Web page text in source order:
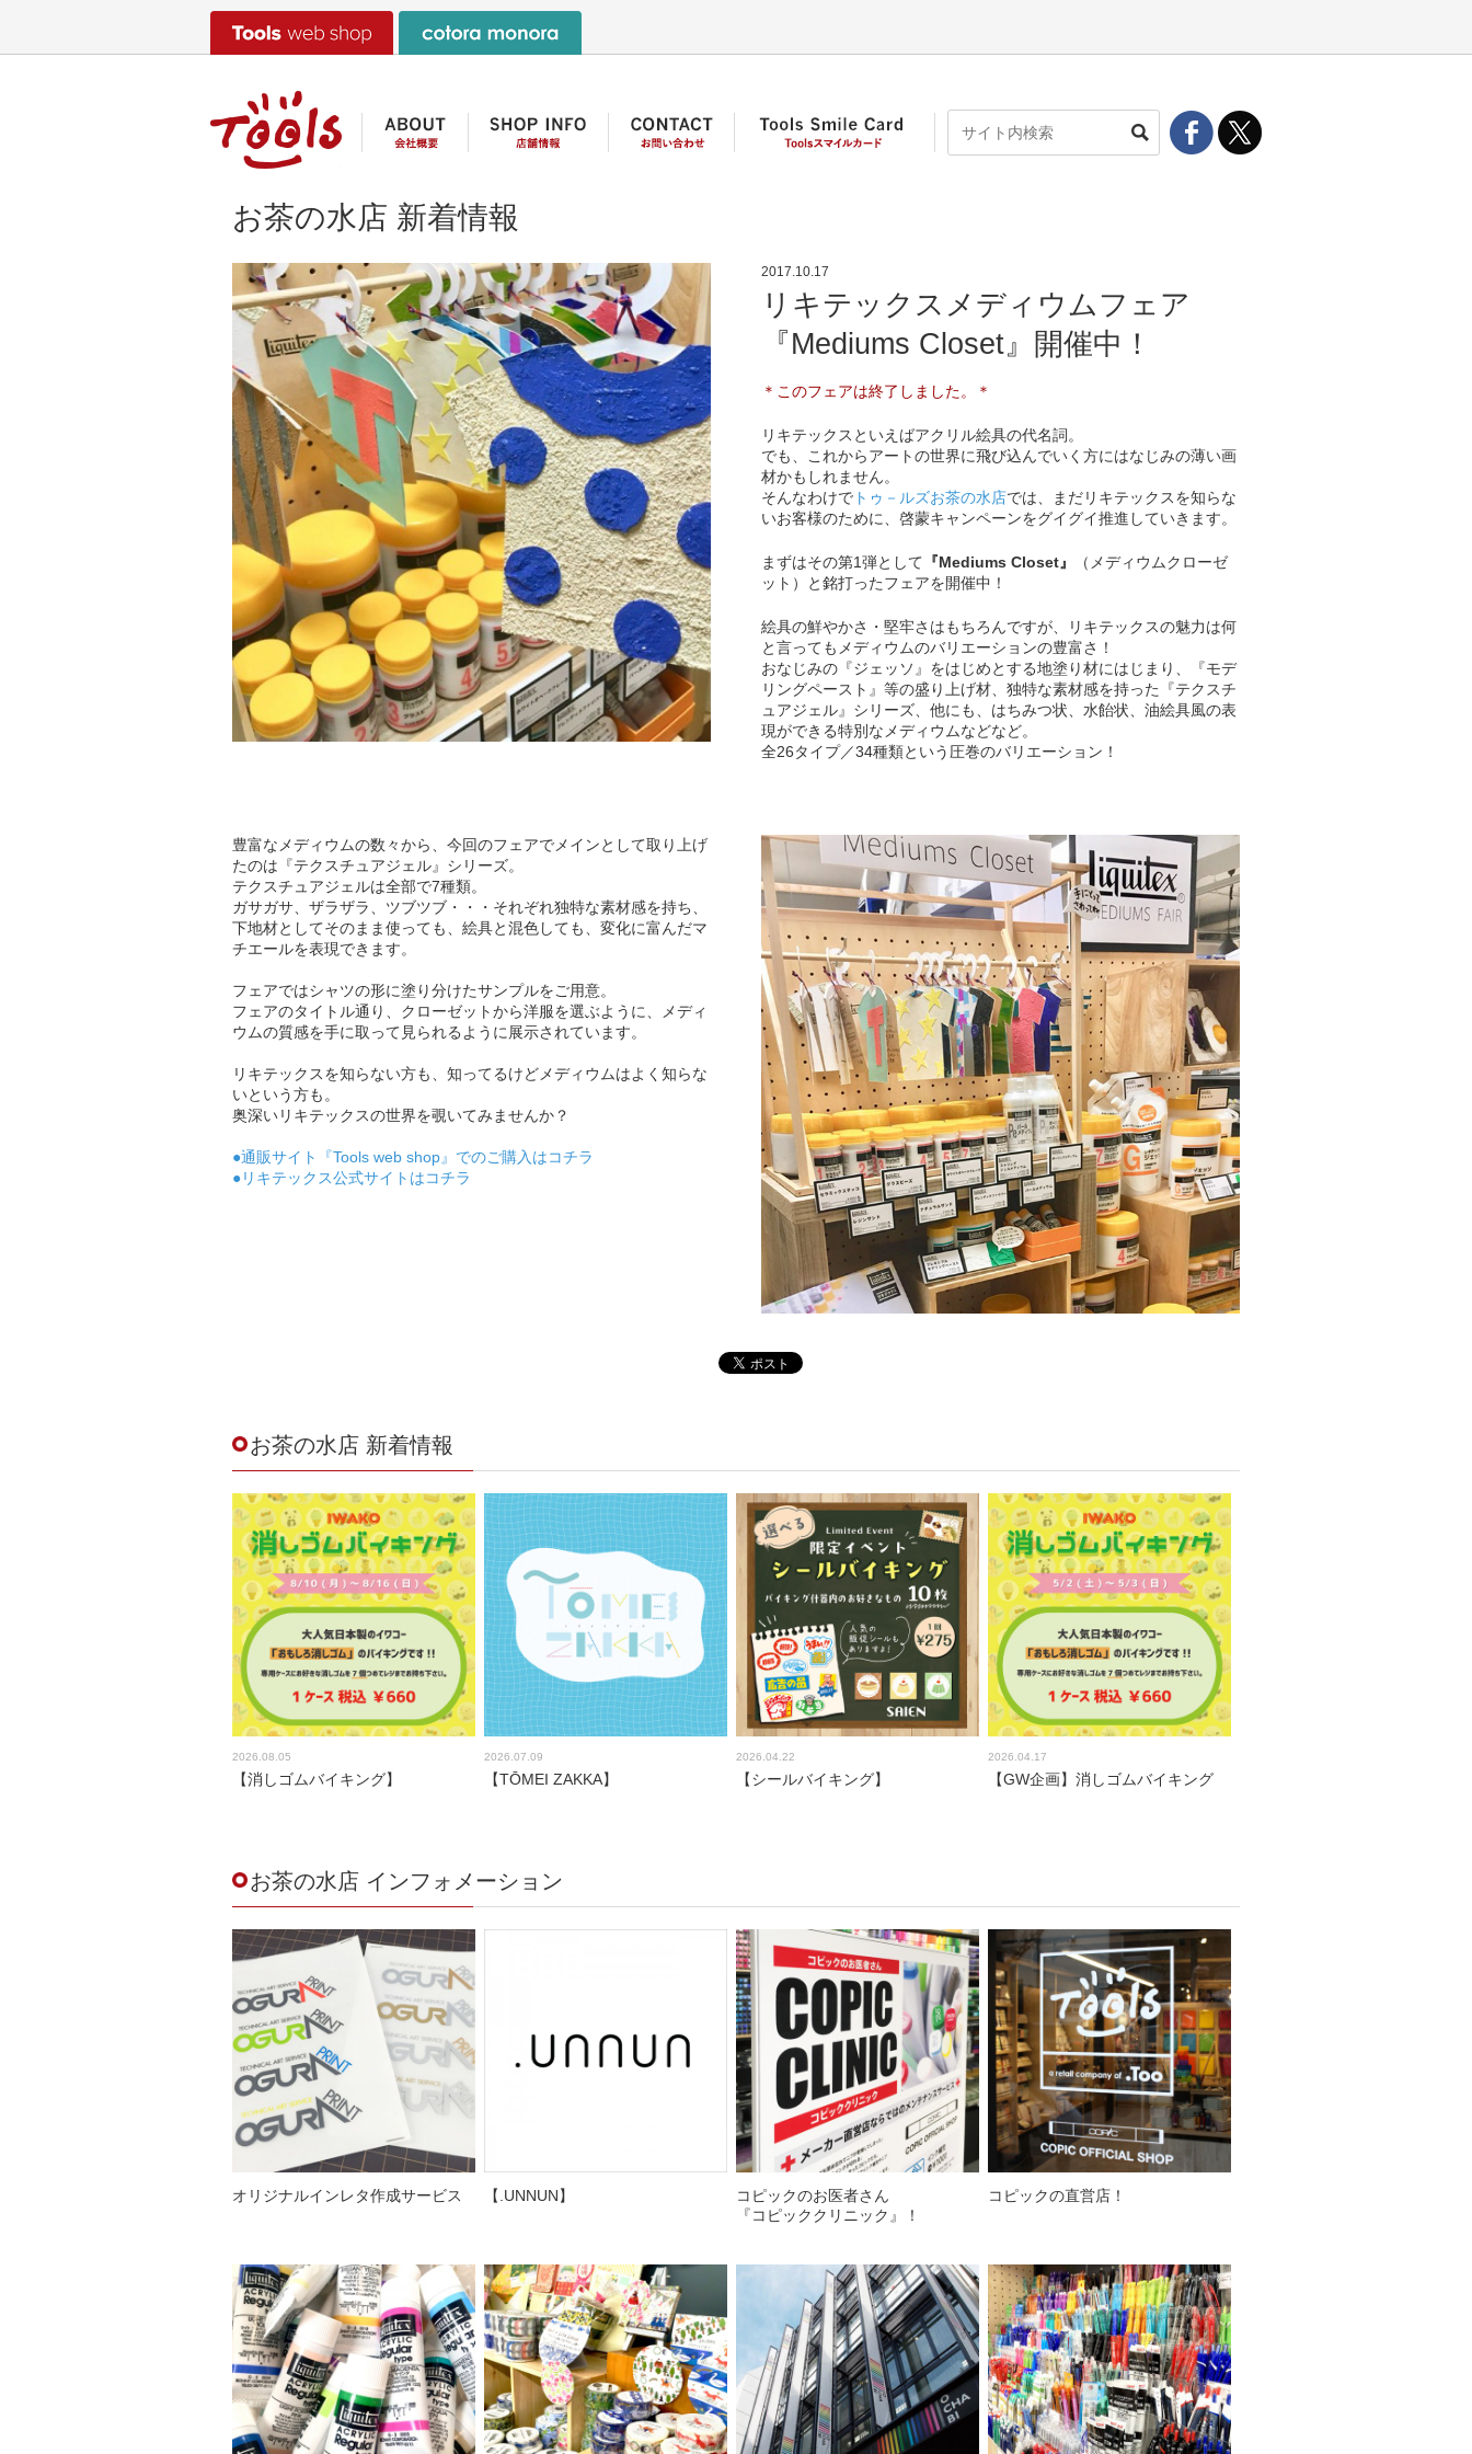
お茶の水店 新着情報
2017.10.17
リキテックスメディウムフェア
『Mediums Closet』開催中！
＊このフェアは終了しました。＊
リキテックスといえばアクリル絵具の代名詞。
でも、これからアートの世界に飛び込んでいく方にはなじみの薄い画
材かもしれません。
そんなわけで トゥ－ルズお茶の水店では、まだリキテックスを知らな
いお客様のために、啓蒙キャンペーンをグイグイ推進していきます。
まずはその第1弾として 『Mediums Closet』
（メディウムクローゼ
ット）と銘打ったフェアを開催中！
絵具の鮮やかさ・堅牢さはもちろんですが、リキテックスの魅力は何
と言ってもメディウムのバリエーションの豊富さ！
おなじみの『ジェッソ』をはじめとする地塗り材にはじまり、『モデ
リングペースト』等の盛り上げ材、独特な素材感を持った『テクスチ
ュアジェル』シリーズ、他にも、はちみつ状、水飴状、油絵具風の表
現ができる特別なメディウムなどなど。
全26タイプ／34種類という圧巻のバリエーション！
豊富なメディウムの数々から、今回のフェアでメインとして取り上げ
たのは『テクスチュアジェル』シリーズ。
テクスチュアジェルは全部で7種類。
ガサガサ、ザラザラ、ツブツブ・・・それぞれ独特な素材感を持ち、
下地材としてそのまま使っても、絵具と混色しても、変化に富んだマ
チエールを表現できます。
フェアではシャツの形に塗り分けたサンプルをご用意。
フェアのタイトル通り、クローゼットから洋服を選ぶように、メディ
ウムの質感を手に取って見られるように展示されています。
リキテックスを知らない方も、知ってるけどメディウムはよく知らな
いという方も。
奥深いリキテックスの世界を覗いてみませんか？
●通販サイト『Tools web shop』でのご購入はコチラ
●リキテックス公式サイトはコチラ
お茶の水店 新着情報
2026.08.05
【消しゴムバイキング】
2026.07.09
【TŌMEI ZAKKA】
2026.04.22
【シールバイキング】
2026.04.17
【GW企画】消しゴムバイキング
お茶の水店 インフォメーション
オリジナルインレタ作成サービス 【.UNNUN】
コピックのお医者さん
『コピッククリニック』！
コピックの直営店！